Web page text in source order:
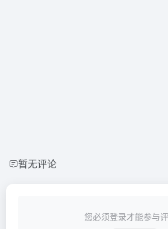
暂无评论
您必须登录才能参与评